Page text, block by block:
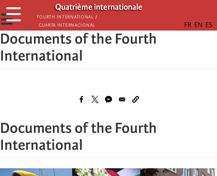
Παράκαμψη
προς
το
κυρίως
Quatrième internationale
Fourth International /
Cuarta Internacional
☰
☰
Documents of the Fourth
International
Documents of the Fourth
International